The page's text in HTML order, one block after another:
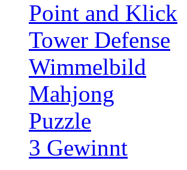
Point and Klick
Tower Defense
Wimmelbild
Mahjong
Puzzle
3 Gewinnt